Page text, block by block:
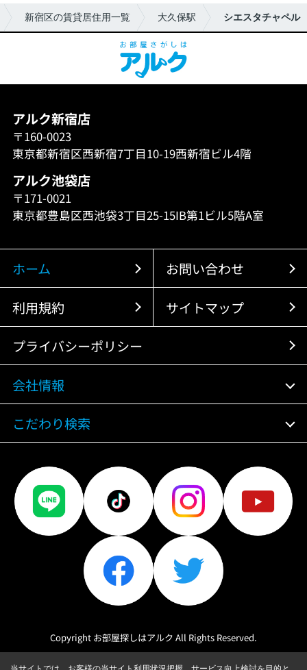
新宿区の賃貸居住用一覧 大久保駅 シエスタチャペル
アルク新宿店
〒160-0023
東京都新宿区西新宿7丁目10-19西新宿ビル4階
アルク池袋店
〒171-0021
東京都豊島区西池袋3丁目25-15IB第1ビル5階A室
ホーム お問い合わせ
利用規約 サイトマップ
プライバシーポリシー
会社情報
こだわり検索
Copyright お部屋探しはアルク All Rights Reserved.